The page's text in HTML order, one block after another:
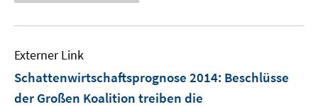
Externer Link
Schattenwirtschaftsprognose 2014: Beschlüsse
der Großen Koalition treiben die